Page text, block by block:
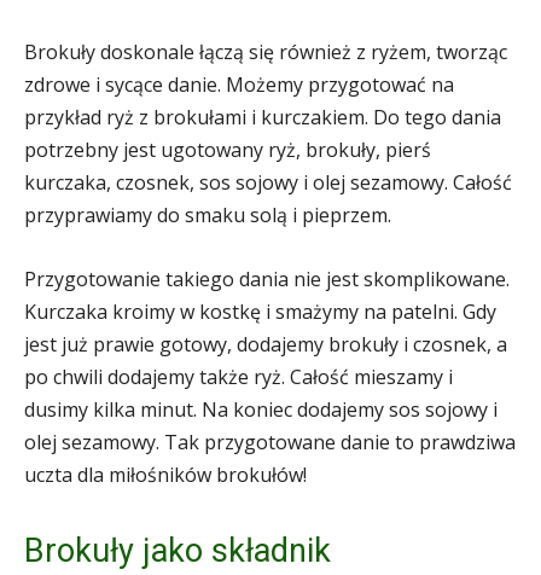
Brokuły doskonale łączą się również z ryżem, tworząc
zdrowe i sycące danie. Możemy przygotować na
przykład ryż z brokułami i kurczakiem. Do tego dania
potrzebny jest ugotowany ryż, brokuły, pierś
kurczaka, czosnek, sos sojowy i olej sezamowy. Całość
przyprawiamy do smaku solą i pieprzem.
Przygotowanie takiego dania nie jest skomplikowane.
Kurczaka kroimy w kostkę i smażymy na patelni. Gdy
jest już prawie gotowy, dodajemy brokuły i czosnek, a
po chwili dodajemy także ryż. Całość mieszamy i
dusimy kilka minut. Na koniec dodajemy sos sojowy i
olej sezamowy. Tak przygotowane danie to prawdziwa
uczta dla miłośników brokułów!
Brokuły jako składnik